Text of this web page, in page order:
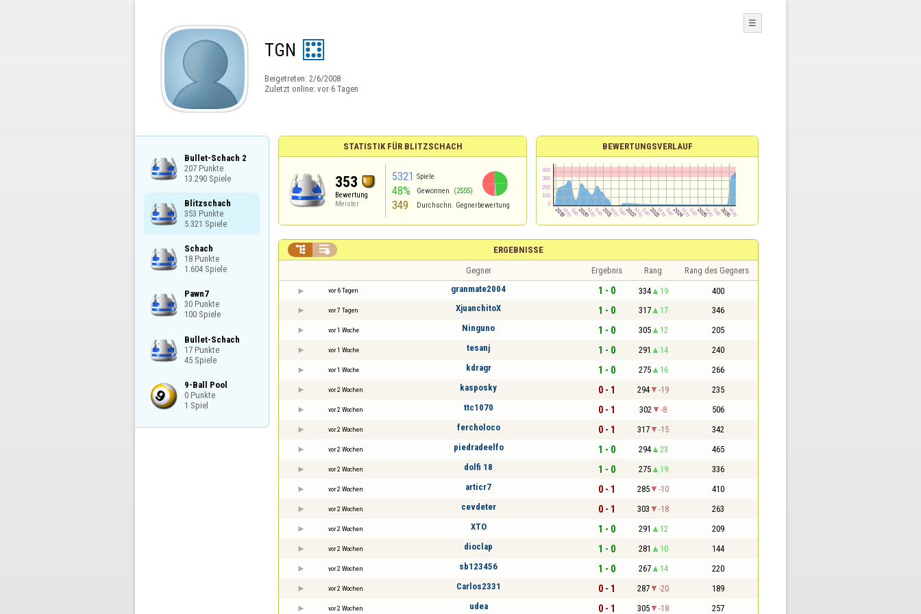
TGN
Beigetreten: 2/6/2008
Zuletzt online: vor 6 Tagen
☰
Bullet-Schach 2
207 Punkte
13.290 Spiele
Blitzschach
353 Punkte
5.321 Spiele
Schach
18 Punkte
1.604 Spiele
Pawn7
30 Punkte
100 Spiele
Bullet-Schach
17 Punkte
45 Spiele
9-Ball Pool
0 Punkte
1 Spiel
STATISTIK FÜR BLITZSCHACH
353
Bewertung
Meister
5321 Spiele
48% Gewonnen (2555)
349 Durchschn. Gegnerbewertung
BEWERTUNGSVERLAUF
ERGEBNISSE
 
Gegner Ergebnis Rang Rang des Gegners
vor 6 Tagen granmate2004 1 - 0 334 19 400
vor 7 Tagen XjuanchitoX 1 - 0 317 17 346
vor 1 Woche Ninguno 1 - 0 305 12 205
vor 1 Woche tesanj 1 - 0 291 14 240
vor 1 Woche kdragr 1 - 0 275 16 266
vor 2 Wochen kasposky 0 - 1 294 -19 235
vor 2 Wochen ttc1070 0 - 1 302 -8 506
vor 2 Wochen fercholoco 0 - 1 317 -15 342
vor 2 Wochen piedradeelfo 1 - 0 294 23 465
vor 2 Wochen dolfi 18 1 - 0 275 19 336
vor 2 Wochen articr7 0 - 1 285 -10 410
vor 2 Wochen cevdeter 0 - 1 303 -18 263
vor 2 Wochen XTO 1 - 0 291 12 209
vor 2 Wochen dioclap 1 - 0 281 10 144
vor 2 Wochen sb123456 1 - 0 267 14 220
vor 2 Wochen Carlos2331 0 - 1 287 -20 189
vor 2 Wochen udea 0 - 1 305 -18 257